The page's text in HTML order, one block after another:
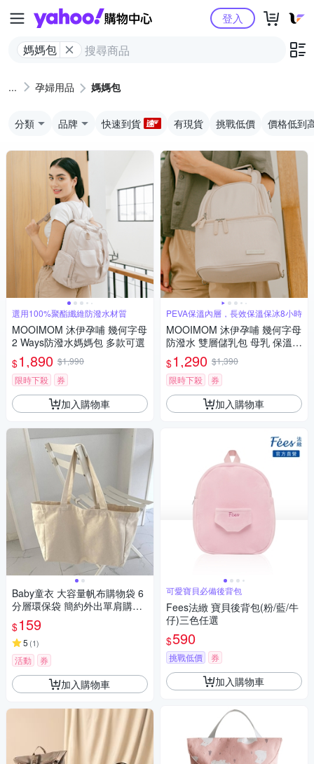
Yahoo購物中心
媽媽包
登入
孕婦用品 媽媽包
分類 品牌 快速到貨 有現貨 挑戰低價 價格低到
選用100%聚酯纖維防潑水材質
MOOIMOM 沐伊孕哺 幾何字母
2 Ways防潑水媽媽包 多款可選
$1,890 $1,990
限時下殺
券
加入購物車
Baby童衣 大容量帆布購物袋 6
分層環保袋 簡約外出單肩購物
包 11672
$159
5 (1)
活動 券
加入購物車
PEVA保溫內層，長效保溫保冰8小時
MOOIMOM 沐伊孕哺 幾何字母
防潑水 雙層儲乳包 母乳 保溫
保冷袋 哺乳包 多款可選
$1,290 $1,390
限時下殺
券
加入購物車
可愛寶貝必備後背包
Fees法緻 寶貝後背包(粉/藍/牛
仔)三色任選
$590
挑戰低價 券
加入購物車